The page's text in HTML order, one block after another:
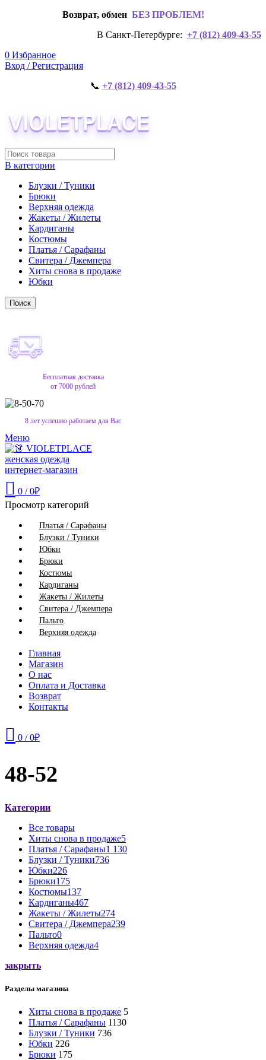
Возврат, обмен БЕЗ ПРОБЛЕМ!
В Санкт-Петербурге: +7 (812) 409-43-55
0 Избранное
Вход / Регистрация
📞 +7 (812) 409-43-55
В категории
Блузки / Туники
Брюки
Верхняя одежда
Жакеты / Жилеты
Кардиганы
Костюмы
Платья / Сарафаны
Свитера / Джемпера
Хиты снова в продаже
Юбки
Поиск
Бесплатная доставка
от 7000 рублей
8 лет успешно работаем для Вас
Меню
0 / 0₽
Просмотр категорий
Платья / Сарафаны
Блузки / Туники
Юбки
Брюки
Костюмы
Кардиганы
Жакеты / Жилеты
Свитера / Джемпера
Пальто
Верхняя одежда
Главная
Магазин
О нас
Оплата и Доставка
Возврат
Контакты
0 / 0₽
48-52
Категории
Все товары
Хиты снова в продаже5
Платья / Сарафаны1 130
Блузки / Туники736
Юбки226
Брюки175
Костюмы137
Кардиганы467
Жакеты / Жилеты274
Свитера / Джемпера239
Пальто0
Верхняя одежда4
закрыть
Разделы магазина
Хиты снова в продаже 5
Платья / Сарафаны 1130
Блузки / Туники 736
Юбки 226
Брюки 175